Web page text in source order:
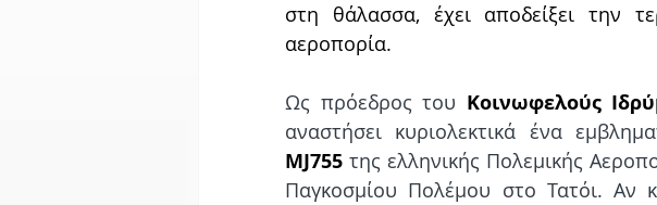
στη θάλασσα, έχει αποδείξει την
αεροπορία.
Ως πρόεδρος του Κοινωφελούς
αναστήσει κυριολεκτικά ένα
MJ755 της ελληνικής Πολεμικής
Παγκοσμίου Πολέμου στο Τατόι. Αν